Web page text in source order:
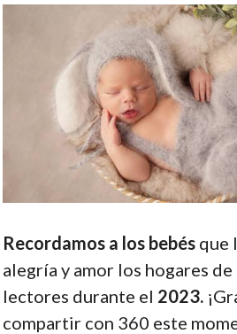
Recordamos a los bebésque
alegría y amor los hogares
lectores durante el 2023.
compartir con 360 este